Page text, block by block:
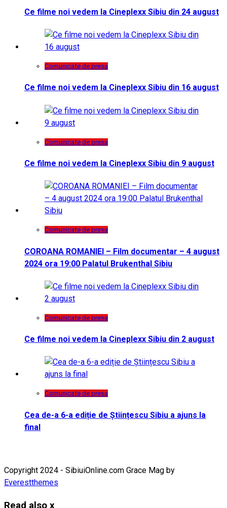
Ce filme noi vedem la Cineplexx Sibiu din 24 august
Comunicate de presa
Ce filme noi vedem la Cineplexx Sibiu din 16 august
Comunicate de presa
Ce filme noi vedem la Cineplexx Sibiu din 9 august
Comunicate de presa
COROANA ROMANIEI – Film documentar – 4 august
2024 ora 19:00 Palatul Brukenthal Sibiu
Comunicate de presa
Ce filme noi vedem la Cineplexx Sibiu din 2 august
Comunicate de presa
Cea de-a 6-a ediție de Științescu Sibiu a ajuns la
final
Copyright 2024 - SibiuiOnline.com Grace Mag by
Everestthemes
Read also x